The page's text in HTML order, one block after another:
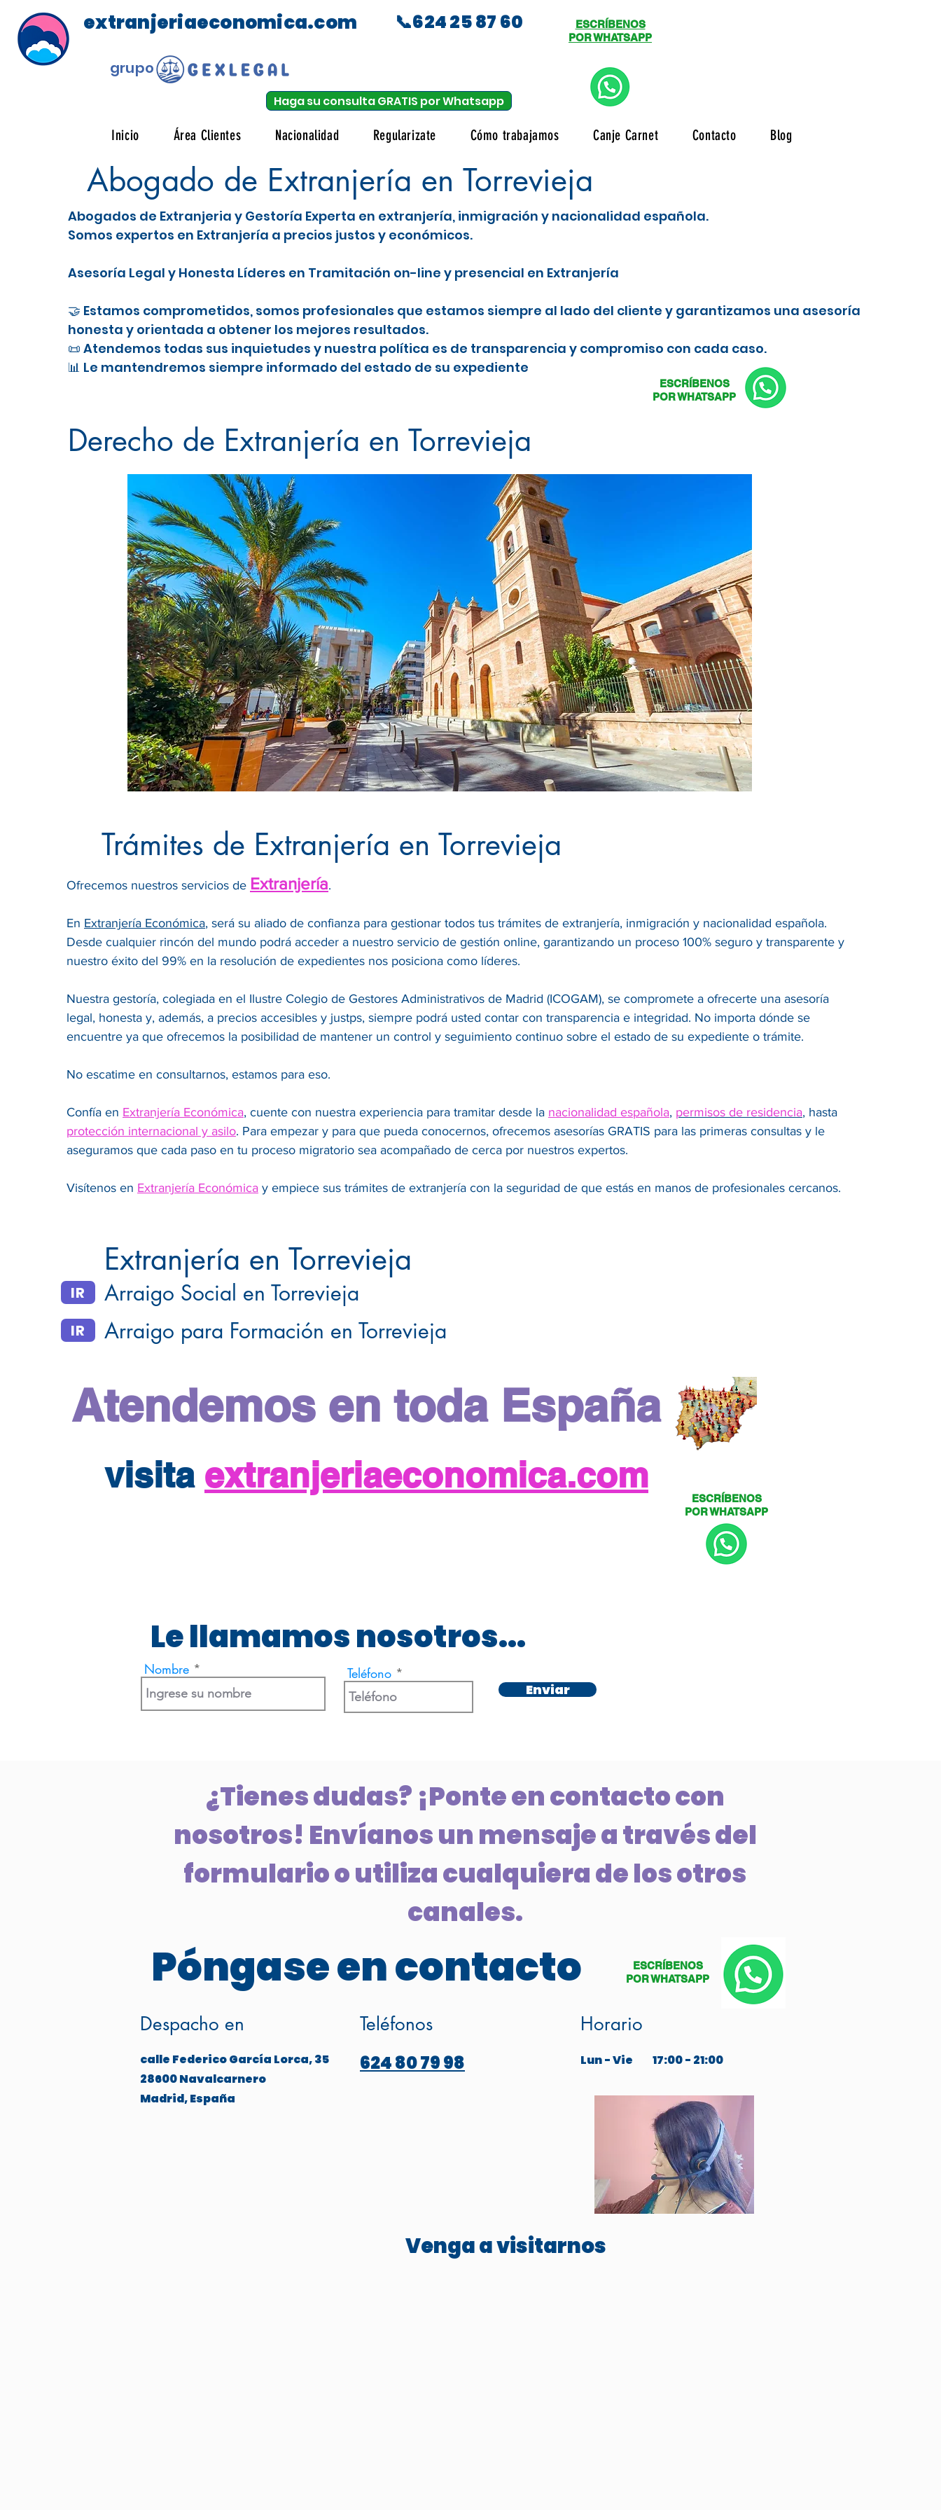
extranjeriaeconomica.com
grupo
📞624 25 87 60
Haga su consulta GRATIS por Whatsapp
ESCRÍBENOS
POR WHATSAPP
Inicio Área Clientes Nacionalidad Regularizate Cómo trabajamos Canje Carnet Contacto Blog
Abogado de Extranjería en Torrevieja
Abogados de Extranjeria y Gestoría Experta en extranjería, inmigración y nacionalidad española.
Somos expertos en Extranjería a precios justos y económicos.
Asesoría Legal y Honesta Líderes en Tramitación on-line y presencial en Extranjería
🤝 Estamos comprometidos, somos profesionales que estamos siempre al lado del cliente y garantizamos una asesoría
honesta y orientada a obtener los mejores resultados.
📜 Atendemos todas sus inquietudes y nuestra política es de transparencia y compromiso con cada caso.
📊 Le mantendremos siempre informado del estado de su expediente
ESCRÍBENOS
POR WHATSAPP
Derecho de Extranjería en Torrevieja
Trámites de Extranjería en Torrevieja
Ofrecemos nuestros servicios de Extranjería.
En Extranjería Económica, será su aliado de confianza para gestionar todos tus trámites de extranjería, inmigración y nacionalidad española.
Desde cualquier rincón del mundo podrá acceder a nuestro servicio de gestión online, garantizando un proceso 100% seguro y transparente y
nuestro éxito del 99% en la resolución de expedientes nos posiciona como líderes.
Nuestra gestoría, colegiada en el Ilustre Colegio de Gestores Administrativos de Madrid (ICOGAM), se compromete a ofrecerte una asesoría
legal, honesta y, además, a precios accesibles y justps, siempre podrá usted contar con transparencia e integridad. No importa dónde se
encuentre ya que ofrecemos la posibilidad de mantener un control y seguimiento continuo sobre el estado de su expediente o trámite.
No escatime en consultarnos, estamos para eso.
Confía en Extranjería Económica, cuente con nuestra experiencia para tramitar desde la nacionalidad española, permisos de residencia, hasta
protección internacional y asilo. Para empezar y para que pueda conocernos, ofrecemos asesorías GRATIS para las primeras consultas y le
aseguramos que cada paso en tu proceso migratorio sea acompañado de cerca por nuestros expertos.
Visítenos en Extranjería Económica y empiece sus trámites de extranjería con la seguridad de que estás en manos de profesionales cercanos.
Extranjería en Torrevieja
IR Arraigo Social en Torrevieja
IR Arraigo para Formación en Torrevieja
Atendemos en toda España
ESCRÍBENOS
POR WHATSAPP
visita extranjeriaeconomica.com
Le llamamos nosotros...
Nombre Teléfono
Enviar
¿Tienes dudas? ¡Ponte en contacto con
nosotros! Envíanos un mensaje a través del
formulario o utiliza cualquiera de los otros
canales.
Póngase en contacto
Despacho en
calle Federico García Lorca, 35
28600 Navalcarnero
Madrid, España
Teléfonos
624 80 79 98
Horario
Lun - Vie 17:00 - 21:00
ESCRÍBENOS
POR WHATSAPP
Venga a visitarnos